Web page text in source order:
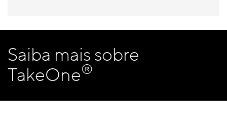
Saiba mais sobre
TakeOne®